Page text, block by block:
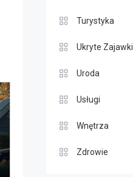
Turystyka
Ukryte Zajawki
Uroda
Usługi
Wnętrza
Zdrowie